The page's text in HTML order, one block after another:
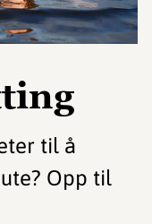
til å
Opp til